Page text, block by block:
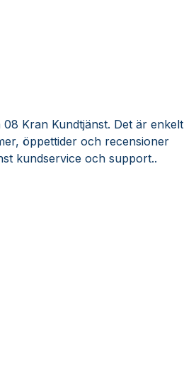
Kran Kundtjänst. Det är enkelt
öppettider och recensioner
kundservice och support..